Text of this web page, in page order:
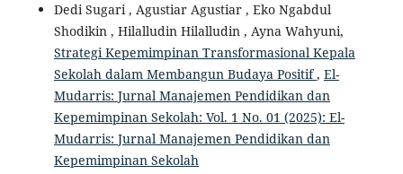
Dedi Sugari , Agustiar Agustiar , Eko Ngabdul
Shodikin , Hilalludin Hilalludin , Ayna Wahyuni,
Strategi Kepemimpinan Transformasional Kepala
Sekolah dalam Membangun Budaya Positif, El-
Mudarris: Jurnal Manajemen Pendidikan dan
Kepemimpinan Sekolah: Vol. 1 No. 01 (2025): El-
Mudarris: Jurnal Manajemen Pendidikan dan
Kepemimpinan Sekolah